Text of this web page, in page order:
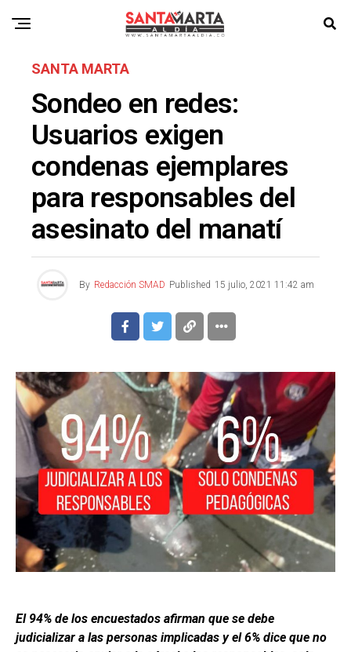
SANTA MARTA
Sondeo en redes:
Usuarios exigen
condenas ejemplares
para responsables del
asesinato del manatí
By Redacción SMAD Published 15 julio, 2021 11:42 am
El 94% de los encuestados afirman que se debe
judicializar a las personas implicadas y el 6% dice que no